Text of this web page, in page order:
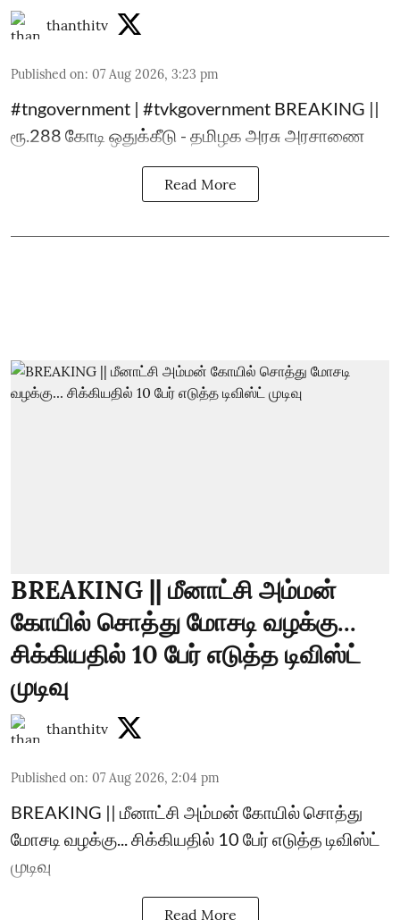
thanthitv
Published on: 07 Aug 2026, 3:23 pm
#tngovernment | #tvkgovernment BREAKING ||
ரூ.288 கோடி ஒதுக்கீடு - தமிழக அரசு அரசாணை
Read More
BREAKING || மீனாட்சி அம்மன்
கோயில் சொத்து மோசடி வழக்கு...
சிக்கியதில் 10 பேர் எடுத்த டிவிஸ்ட்
முடிவு
thanthitv
Published on: 07 Aug 2026, 2:04 pm
BREAKING || மீனாட்சி அம்மன் கோயில் சொத்து
மோசடி வழக்கு... சிக்கியதில் 10 பேர் எடுத்த டிவிஸ்ட்
முடிவு
Read More